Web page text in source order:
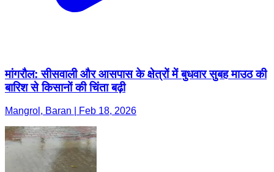
मांगरौल: सीसवाली और आसपास के क्षेत्रों में बुधवार सुबह माउठ की
बारिश से किसानों की चिंता बढ़ी
Mangrol, Baran | Feb 18, 2026